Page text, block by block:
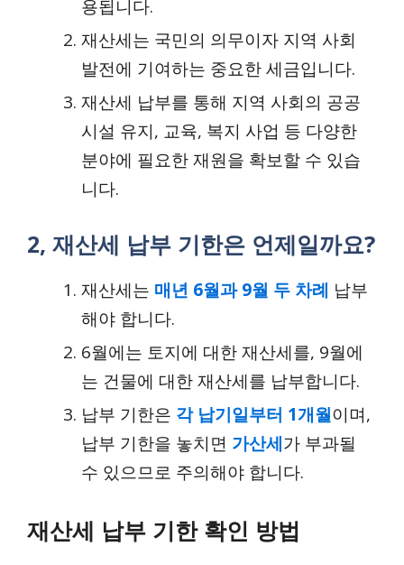
용됩니다.
재산세는 국민의 의무이자 지역 사회
발전에 기여하는 중요한 세금입니다.
재산세 납부를 통해 지역 사회의 공공
시설 유지, 교육, 복지 사업 등 다양한
분야에 필요한 재원을 확보할 수 있습
니다.
2, 재산세 납부 기한은 언제일까요?
재산세는 매년 6월과 9월 두 차례 납부
해야 합니다.
6월에는 토지에 대한 재산세를, 9월에
는 건물에 대한 재산세를 납부합니다.
납부 기한은 각 납기일부터 1개월이며,
납부 기한을 놓치면 가산세가 부과될
수 있으므로 주의해야 합니다.
재산세 납부 기한 확인 방법